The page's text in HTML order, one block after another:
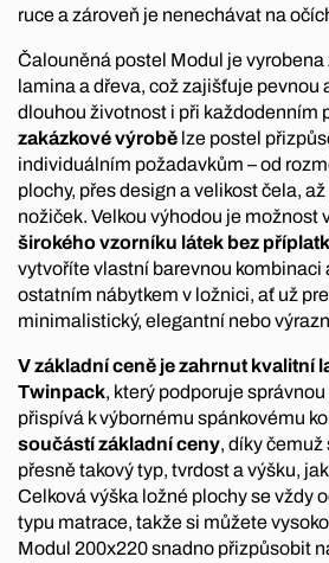
ruce a zároveň je nenechávat na
Čalouněná postel Modul je
lamina a dřeva, což zajišťuje pevnou
dlouhou životnost i při každodenním
zakázkové výrobě lze postel
individuálním požadavkům – od
plochy, přes design a velikost čela,
nožiček. Velkou výhodou je možnost
širokého vzorníku látek bez
vytvoříte vlastní barevnou kombinaci
ostatním nábytkem v ložnici, ať už
minimalistický, elegantní nebo
V základní ceně je zahrnut kvalitní
Twinpack, který podporuje
přispívá k výbornému spánkovému
součástí základní ceny, díky
přesně takový typ, tvrdost a výšku,
Celková výška ložné plochy se vždy
typu matrace, takže si můžete
Modul 200x220 snadno přizpůsobit